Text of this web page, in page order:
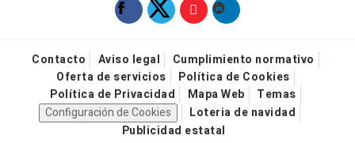
Contacto Aviso legal
Cumplimiento normativo
Oferta de servicios
Política de Cookies
Política de Privacidad
Mapa Web
Temas
Configuración de Cookies
Loteria de navidad
Publicidad estatal